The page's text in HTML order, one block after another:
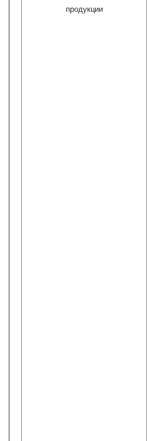
продукции